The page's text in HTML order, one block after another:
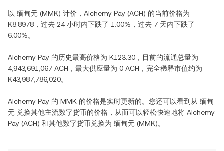
以 缅甸元 (MMK) 计价， Alchemy Pay (ACH) 的当前价格为
K8.8978 ，过去 24 小时内下跌了 1.00% ，过去 7 天内下跌了
6.00%。
Alchemy Pay 的历史最高价格为 K123.30 ，目前的流通总量为
4,943,691,067 ACH ，最大供应量为 0 ACH ，完全稀释市值约为
K43,987,786,020。
Alchemy Pay 的 MMK 的价格是实时更新的。您还可以看到从 缅甸
元 兑换其他主流数字货币的价格，从而可以轻松快速地将 Alchemy
Pay (ACH) 和其他数字货币兑换为 缅甸元 (MMK)。